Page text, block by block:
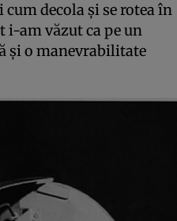
decola şi se rotea în
i-am văzut ca pe un
şi o manevrabilitate